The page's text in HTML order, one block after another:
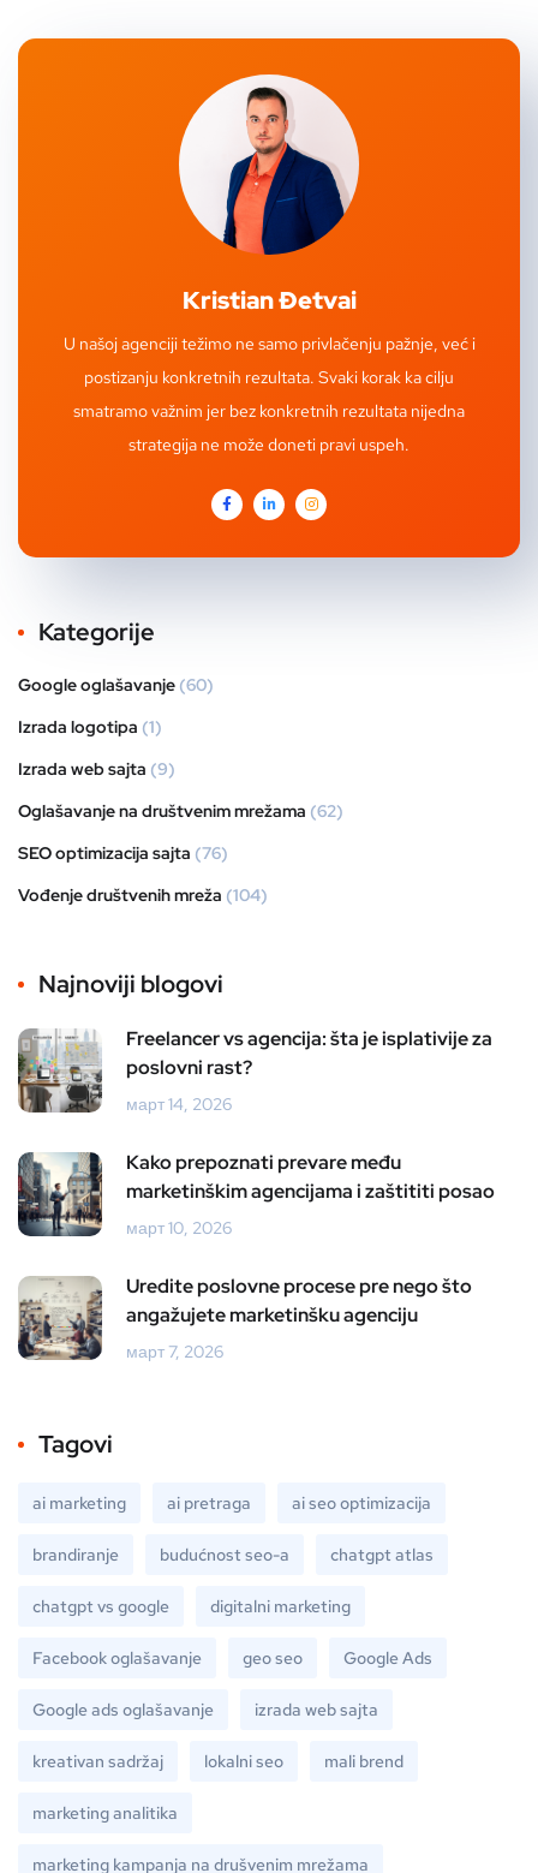
Kristian Đetvai
U našoj agenciji težimo ne samo privlačenju pažnje, već i
postizanju konkretnih rezultata. Svaki korak ka cilju
smatramo važnim jer bez konkretnih rezultata nijedna
strategija ne može doneti pravi uspeh.
Kategorije
Google oglašavanje (60)
Izrada logotipa (1)
Izrada web sajta (9)
Oglašavanje na društvenim mrežama (62)
SEO optimizacija sajta (76)
Vođenje društvenih mreža (104)
Najnoviji blogovi
Freelancer vs agencija: šta je isplativije za
poslovni rast?
март 14, 2026
Kako prepoznati prevare među
marketinškim agencijama i zaštititi posao
март 10, 2026
Uredite poslovne procese pre nego što
angažujete marketinšku agenciju
март 7, 2026
Tagovi
ai marketing ai pretraga ai seo optimizacija
brandiranje budućnost seo-a chatgpt atlas
chatgpt vs google digitalni marketing
Facebook oglašavanje geo seo Google Ads
Google ads oglašavanje izrada web sajta
kreativan sadržaj lokalni seo mali brend
marketing analitika
marketing kampanja na drušvenim mrežama